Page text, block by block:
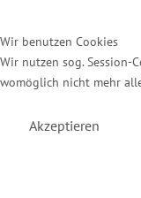
Wir benutzen Cookies
Wir nutzen sog. Session-
womöglich nicht mehr
Akzeptieren